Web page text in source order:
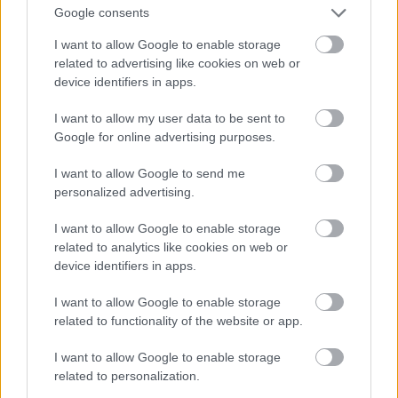
Google consents
I want to allow Google to enable storage
related to advertising like cookies on web or
device identifiers in apps.
I want to allow my user data to be sent to
Google for online advertising purposes.
I want to allow Google to send me
personalized advertising.
I want to allow Google to enable storage
related to analytics like cookies on web or
device identifiers in apps.
I want to allow Google to enable storage
related to functionality of the website or app.
I want to allow Google to enable storage
related to personalization.
kapitánnyal? - kérdezte ravasz mosollyal az arcán
Kázmér.
- Tudtok beszélni vele, minden este hatkor lejön a
körre. Talán hajlandó lesz beszélgetni, talán nem.
Talán elfogat benneteket, talán nem.